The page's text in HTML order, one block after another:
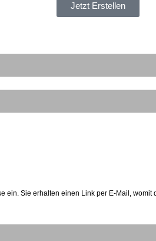
Jetzt Erstellen
Sie erhalten einen Link per E-Mail,